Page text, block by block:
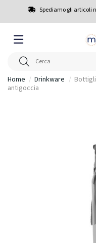
Spediamo gli articoli
Home Drinkware
antigoccia